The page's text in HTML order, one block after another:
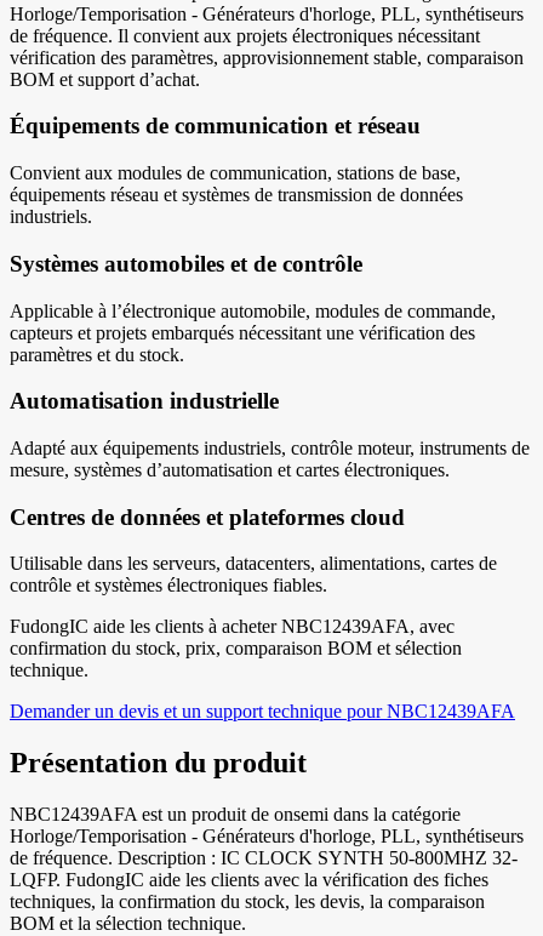
Horloge/Temporisation - Générateurs d'horloge, PLL, synthétiseurs
de fréquence. Il convient aux projets électroniques nécessitant
vérification des paramètres, approvisionnement stable, comparaison
BOM et support d’achat.
Équipements de communication et réseau
Convient aux modules de communication, stations de base,
équipements réseau et systèmes de transmission de données
industriels.
Systèmes automobiles et de contrôle
Applicable à l’électronique automobile, modules de commande,
capteurs et projets embarqués nécessitant une vérification des
paramètres et du stock.
Automatisation industrielle
Adapté aux équipements industriels, contrôle moteur, instruments de
mesure, systèmes d’automatisation et cartes électroniques.
Centres de données et plateformes cloud
Utilisable dans les serveurs, datacenters, alimentations, cartes de
contrôle et systèmes électroniques fiables.
FudongIC aide les clients à acheter NBC12439AFA, avec
confirmation du stock, prix, comparaison BOM et sélection
technique.
Demander un devis et un support technique pour NBC12439AFA
Présentation du produit
NBC12439AFA est un produit de onsemi dans la catégorie
Horloge/Temporisation - Générateurs d'horloge, PLL, synthétiseurs
de fréquence. Description : IC CLOCK SYNTH 50-800MHZ 32-
LQFP. FudongIC aide les clients avec la vérification des fiches
techniques, la confirmation du stock, les devis, la comparaison
BOM et la sélection technique.